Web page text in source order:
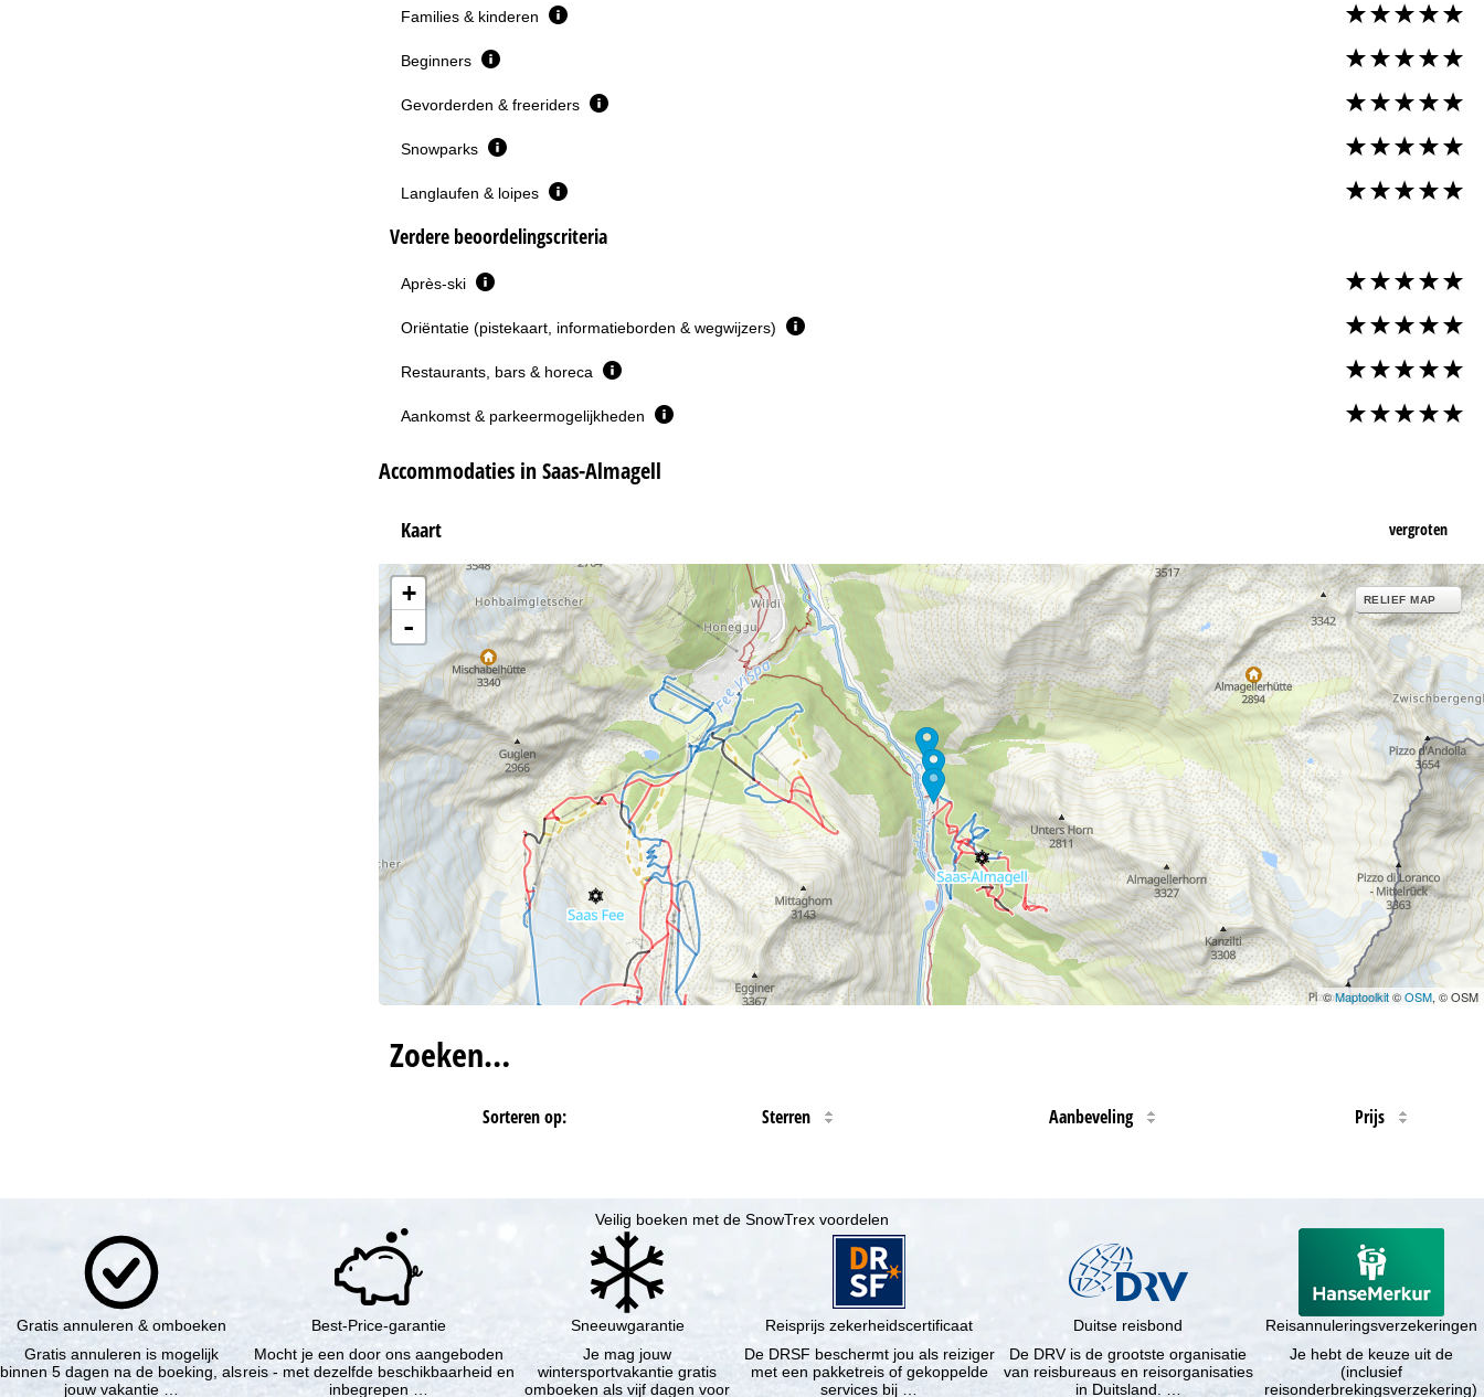
Families & kinderen
Beginners
Gevorderden & freeriders
Snowparks
Langlaufen & loipes
Verdere beoordelingscriteria
Après-ski
Oriëntatie (pistekaart, informatieborden & wegwijzers)
Restaurants, bars & horeca
Aankomst & parkeermogelijkheden
Accommodaties in Saas-Almagell
Kaart vergroten
+
-
RELIEF MAP
©Maptoolkit©OSM, © OSM
Zoeken…
Sorteren op: Sterren Aanbeveling Prijs
Veilig boeken met de SnowTrex voordelen
Gratis annuleren & omboeken
Gratis annuleren is mogelijk
binnen 5 dagen na de boeking, als
jouw vakantie …
Best-Price-garantie
Mocht je een door ons aangeboden
reis - met dezelfde beschikbaarheid en
inbegrepen …
Sneeuwgarantie
Je mag jouw
wintersportvakantie gratis
omboeken als vijf dagen voor
Reisprijs zekerheidscertificaat
De DRSF beschermt jou als reiziger
met een pakketreis of gekoppelde
services bij …
Duitse reisbond
De DRV is de grootste organisatie
van reisbureaus en reisorganisaties
in Duitsland. …
Reisannuleringsverzekeringen
Je hebt de keuze uit de
(inclusief
reisonderbrekingsverzekering)